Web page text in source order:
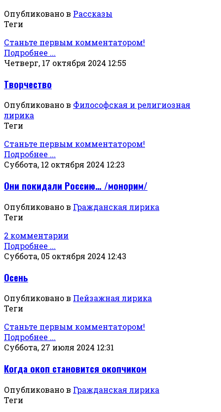
Опубликовано в Рассказы
Теги
Станьте первым комментатором!
Подробнее ...
Четверг, 17 октября 2024 12:55
Творчество
Опубликовано в Философская и религиозная
лирика
Теги
Станьте первым комментатором!
Подробнее ...
Суббота, 12 октября 2024 12:23
Они покидали Россию… /монорим/
Опубликовано в Гражданская лирика
Теги
2 комментарии
Подробнее ...
Суббота, 05 октября 2024 12:43
Осень
Опубликовано в Пейзажная лирика
Теги
Станьте первым комментатором!
Подробнее ...
Суббота, 27 июля 2024 12:31
Когда окоп становится окопчиком
Опубликовано в Гражданская лирика
Теги